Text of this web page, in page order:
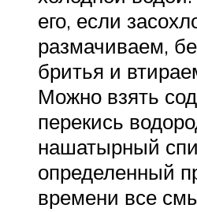
его, если
размачиваем,
бритья и
Можно взять
перекись
нашатырный
определенный
времени все